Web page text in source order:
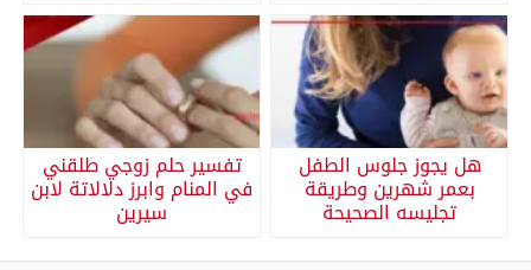
هل يجوز جلوس الطفل
بعمر شهرين وطريقة
تجليسه الصحيحة
تفسير حلم زوجي طلقني
في المنام وابرز دلالاتة لابن
سيرين